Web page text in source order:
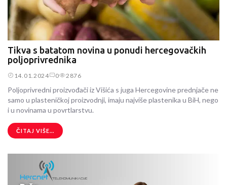
Tikva s batatom novina u ponudi hercegovačkih
poljoprivrednika
14.01.2024 0 2876
Poljoprivredni proizvođači iz Višića s juga Hercegovine prednjače ne
samo u plasteničkoj proizvodnji, imaju najviše plastenika u BiH, nego
i u novinama u povrtlarstvu.
ČITAJ VIŠE...